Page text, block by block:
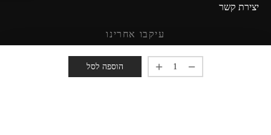
הוספה לסל
יצירת קשר
עיקבו אחרינו
מזמינים אתכם להישאר מעודכנים!